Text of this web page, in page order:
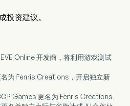
投资建议。
Online 开发商，将利用游戏测试
名为 Fenris Creations，开启独立新
Games 更名为 Fenris Creations